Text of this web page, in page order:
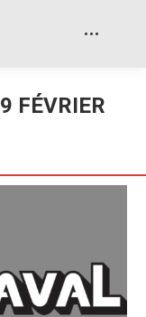
9 FÉVRIER